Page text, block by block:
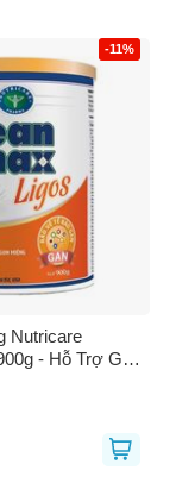
-11%
Nutricare
- Hỗ Trợ Gan,
Chứa
B, Thích Hợp